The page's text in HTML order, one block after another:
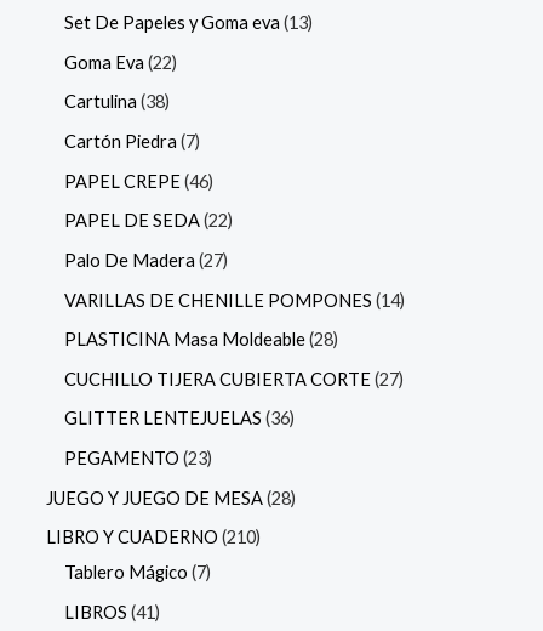
Set De Papeles y Goma eva 13
Goma Eva 22
Cartulina 38
Cartón Piedra 7
PAPEL CREPE 46
PAPEL DE SEDA 22
Palo De Madera 27
VARILLAS DE CHENILLE POMPONES 14
PLASTICINA Masa Moldeable 28
CUCHILLO TIJERA CUBIERTA CORTE 27
GLITTER LENTEJUELAS 36
PEGAMENTO 23
JUEGO Y JUEGO DE MESA 28
LIBRO Y CUADERNO 210
Tablero Mágico 7
LIBROS 41